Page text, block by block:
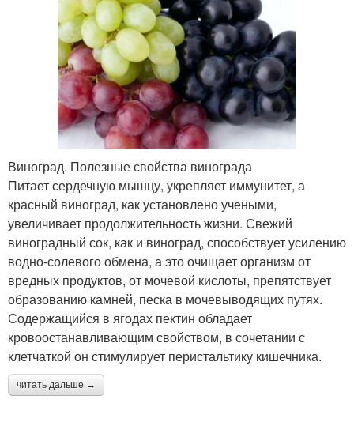
Виноград. Полезные свойства винограда
Питает сердечную мышцу, укрепляет иммунитет, а
красный виноград, как установлено учеными,
увеличивает продолжительность жизни. Свежий
виноградный сок, как и виноград, способствует усилению
водно-солевого обмена, а это очищает организм от
вредных продуктов, от мочевой кислоты, препятствует
образованию камней, песка в мочевыводящих путях.
Содержащийся в ягодах пектин обладает
кровоостанавливающим свойством, в сочетании с
клетчаткой он стимулирует перистальтику кишечника.
читать дальше →